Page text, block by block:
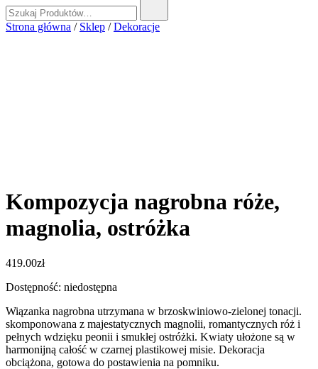
Strona główna / Sklep /Dekoracje
Kompozycja nagrobna róże,
magnolia, ostróżka
419.00zł
Dostępność: niedostępna
Wiązanka nagrobna utrzymana w brzoskwiniowo-zielonej tonacji.
skomponowana z majestatycznych magnolii, romantycznych róż i
pełnych wdzięku peonii i smukłej ostróżki. Kwiaty ułożone są w
harmonijną całość w czarnej plastikowej misie. Dekoracja
obciążona, gotowa do postawienia na pomniku.